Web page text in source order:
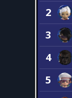
2
3
4
5